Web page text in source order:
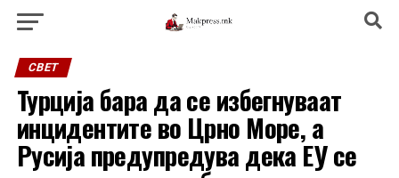
СВЕТ
Турција бара да се избегнуваат
инцидентите во Црно Море, а
Русија предупредува дека ЕУ се